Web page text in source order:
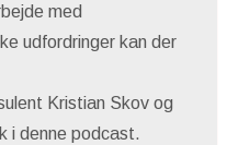
med
udfordringer kan der
Kristian Skov og
i denne podcast.